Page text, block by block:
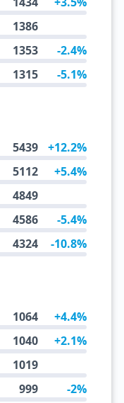
1386
1353 -2.4%
1315 -5.1%
5439 +12.2%
5112 +5.4%
4849
4586 -5.4%
4324 -10.8%
1064 +4.4%
1040 +2.1%
1019
999 -2%